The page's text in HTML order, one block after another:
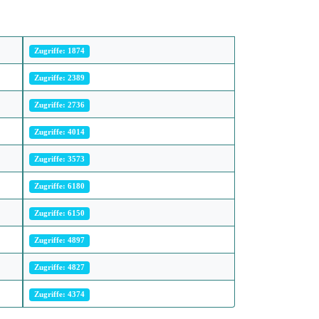
Zugriffe: 1874
Zugriffe: 2389
Zugriffe: 2736
Zugriffe: 4014
Zugriffe: 3573
Zugriffe: 6180
Zugriffe: 6150
Zugriffe: 4897
Zugriffe: 4827
Zugriffe: 4374